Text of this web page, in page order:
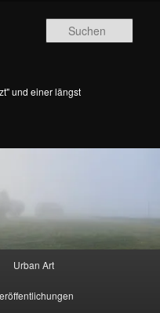
und einer längst
Urban Art